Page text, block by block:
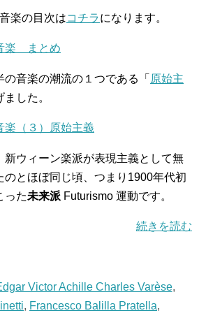
楽の目次はコチラになります。
楽 まとめ
音楽の潮流の１つである「 原始主
した。
楽（３）原始主義
新ウィーン楽派が表現主義として無
のとほぼ同じ頃、つまり1900年代初
った未来派 Futurismo 運動です。
続きを読む
Victor Achille Charles Varèse,
, Francesco Balilla Pratella,